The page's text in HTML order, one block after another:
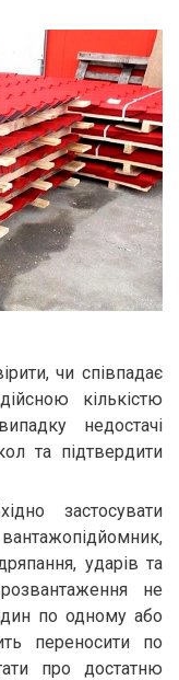
чи співпадає
кількістю
недостачі
та підтвердити
застосувати
ударів та
не
по одному або
переносити по
про достатню